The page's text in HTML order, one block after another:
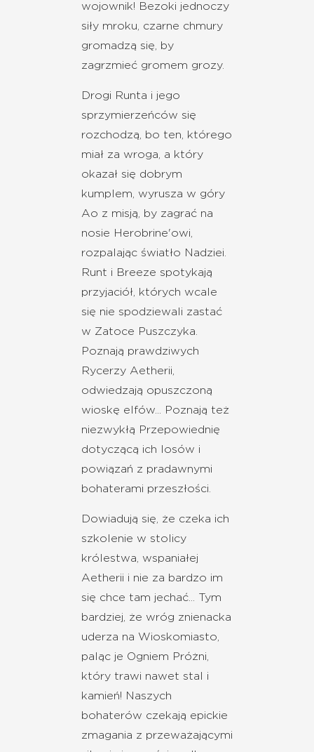
wojownik! Bezoki jednoczy
siły mroku, czarne chmury
gromadzą się, by
zagrzmieć gromem grozy.
Drogi Runta i jego
sprzymierzeńców się
rozchodzą, bo ten, którego
miał za wroga, a który
okazał się dobrym
kumplem, wyrusza w góry
Ao z misją, by zagrać na
nosie Herobrine'owi,
rozpalając światło Nadziei.
Runt i Breeze spotykają
przyjaciół, których wcale
się nie spodziewali zastać
w Zatoce Puszczyka.
Poznają prawdziwych
Rycerzy Aetherii,
odwiedzają opuszczoną
wioskę elfów... Poznają też
niezwykłą Przepowiednię
dotyczącą ich losów i
powiązań z pradawnymi
bohaterami przeszłości.
Dowiadują się, że czeka ich
szkolenie w stolicy
królestwa, wspaniałej
Aetherii i nie za bardzo im
się chce tam jechać... Tym
bardziej, że wróg znienacka
uderza na Wioskomiasto,
paląc je Ogniem Próżni,
który trawi nawet stal i
kamień! Naszych
bohaterów czekają epickie
zmagania z przeważającymi